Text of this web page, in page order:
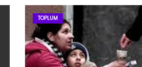
TOPLUM